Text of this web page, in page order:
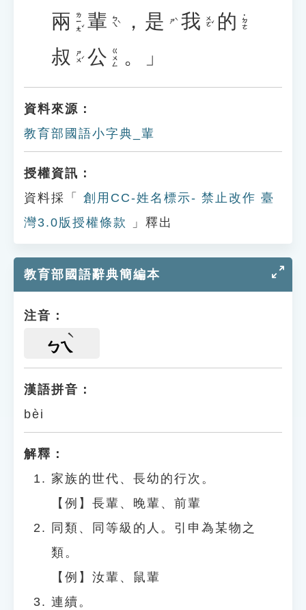
兩 ㄌㄧㄤˇ 輩 ㄅㄟˋ ， 是 ㄕˋ 我 ㄨㄛˇ 的 ˙ㄉㄜ
叔 ㄕㄨˊ 公 ㄍㄨㄥ 。」
資料來源：
教育部國語小字典_輩
授權資訊：
資料採「
創用CC-姓名標示- 禁止改作 臺
灣3.0版授權條款
」釋出
教育部國語辭典簡編本
注音：
ㄅㄟ
漢語拼音：
bèi
解釋：
家族的世代、長幼的行次。
【例】長輩、晚輩、前輩
同類、同等級的人。引申為某物之
類。
【例】汝輩、鼠輩
連續。